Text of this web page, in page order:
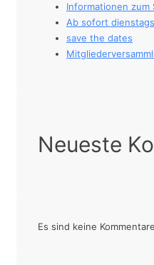
Informationen zum
Ab sofort
save the dates
Neueste
Es sind keine